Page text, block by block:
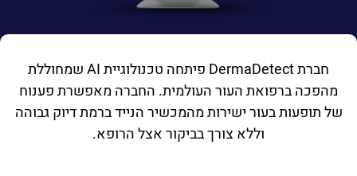
חברת DermaDetect פיתחה טכנולוגיית AI שמחוללת
מהפכה ברפואת העור העולמית. החברה מאפשרת פענוח
של תופעות בעור ישירות מהמכשיר הנייד ברמת דיוק גבוהה
וללא צורך בביקור אצל הרופא.